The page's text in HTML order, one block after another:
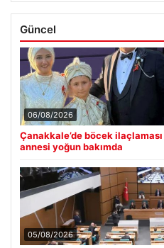
Güncel
06/08/2026
Çanakkale’de böcek
annesi yoğun bakımda
05/08/2026